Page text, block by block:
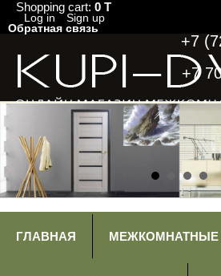
Shopping cart: 0 T
Log in
Sign up
Обратная связь
+7
+7
ГЛАВНАЯ МЕЖКОМНАТНЫЕ